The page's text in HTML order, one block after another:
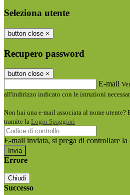
Seleziona utente
button close ×
Recupero password
button close ×
E-mail
all'indirizzo indicato con le istruzioni
Non hai una e-mail associata al nome utente?
tramite la Login Spaggiari
E-mail inviata, si prega di controllare la
Errore
Chiudi
Successo